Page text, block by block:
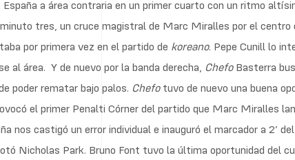
a área contraria en un primer cuarto con un ritmo
tres, un cruce magistral de Marc Miralles por el centro
por primera vez en el partido de koreano. Pepe Cunill lo
al área. Y de nuevo por la banda derecha, ChefoBasterra
poder rematar bajo palos. Chefotuvo de nuevo una buena
el primer Penalti Córner del partido que Marc Miralles
nos castigó un error individual e inauguró el marcador a 2’
Nicholas Park. Bruno Font tuvo la última oportunidad del